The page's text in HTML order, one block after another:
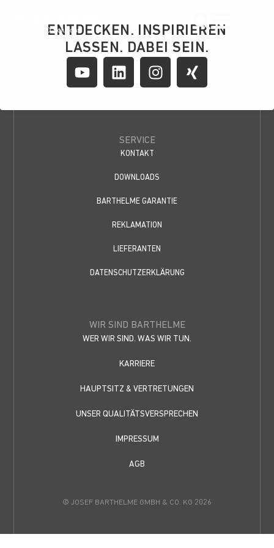
ENTDECKEN. INSPIRIEREN
LASSEN. DABEI SEIN.
SERVICE
KONTAKT
DOWNLOADS
BARTHELME GARANTIE
REKLAMATION
LIEFERANTEN
DATENSCHUTZERKLÄRUNG
WIR SIND BARTHELME
WER WIR SIND. WAS WIR TUN.
KARRIERE
HAUPTSITZ & VERTRETUNGEN
UNSER QUALITÄTSVERSPRECHEN
IMPRESSUM
AGB
© JOSEF BARTHELME GMBH & CO. KG 2026